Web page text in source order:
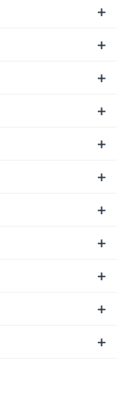
+
+
+
+
+
+
+
+
+
+
+